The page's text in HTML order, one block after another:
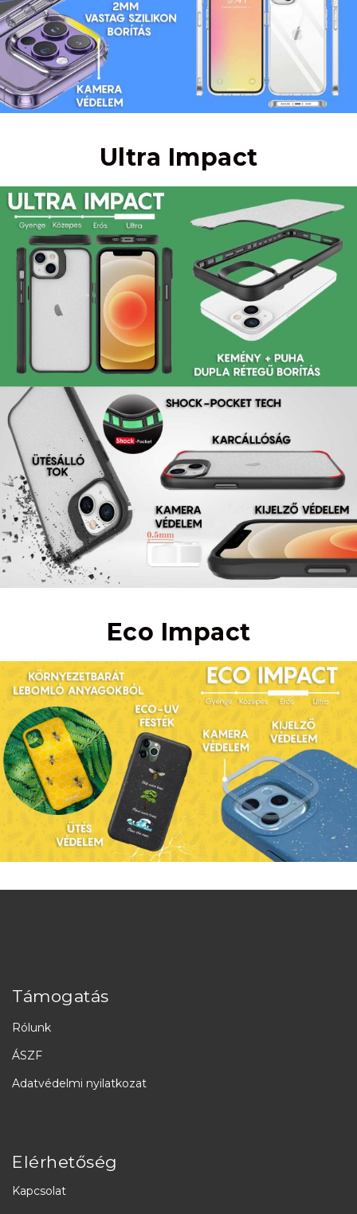
Ultra Impact
Eco Impact
Támogatás
Rólunk
ÁSZF
Adatvédelmi nyilatkozat
Elérhetőség
Kapcsolat